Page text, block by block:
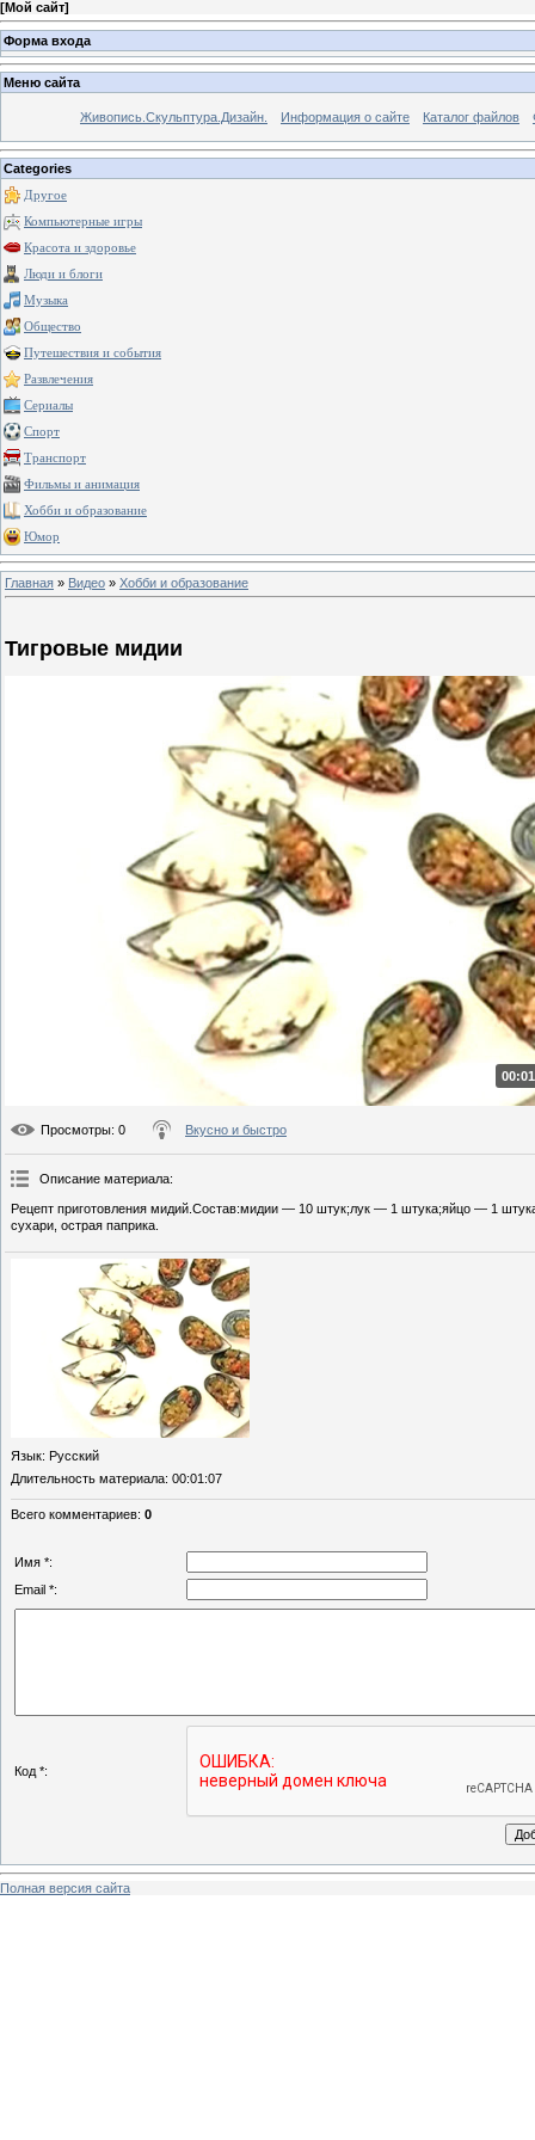
[Мой сайт]
Форма входа
Меню сайта
Живопись.Скульптура.Дизайн. Информация о сайте Каталог файлов
Categories
Другое
Компьютерные игры
Красота и здоровье
Люди и блоги
Музыка
Общество
Путешествия и события
Развлечения
Сериалы
Спорт
Транспорт
Фильмы и анимация
Хобби и образование
Юмор
Главная » Видео » Хобби и образование
Тигровые мидии
Просмотры: 0 Вкусно и быстро
Описание материала:
Рецепт приготовления мидий.Состав:мидии — 10 штук;лук — 1 штука;яйцо — 1
сухари, острая паприка.
Язык: Русский
Длительность материала: 00:01:07
Всего комментариев: 0
Имя *:
Email *:
Код *:
Полная версия сайта